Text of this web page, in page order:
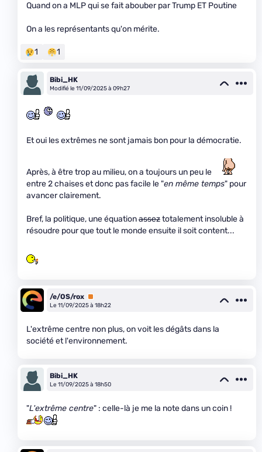
Quand on a MLP qui se fait abouber par Trump ET Poutine
On a les représentants qu'on mérite.
1 1
Bibi_HK
Modifié le 11/09/2025 à 09h27
Et oui les extrêmes ne sont jamais bon pour la démocratie.
Après, à être trop au milieu, on a toujours un peu le
entre 2 chaises et donc pas facile le "en même temps" pour
avancer clairement.
Bref, la politique, une équationasseztotalement insoluble à
résoudre pour que tout le monde ensuite il soit content...
/e/OS/rox Premium
Le 11/09/2025 à 18h22
L'extrême centre non plus, on voit les dégâts dans la
société et l'environnement.
Bibi_HK
Le 11/09/2025 à 18h50
"L'extrême centre" : celle-là je me la note dans un coin !